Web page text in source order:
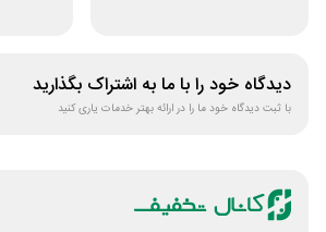
دیدگاه خود را با ما به اشتراک بگذارید
با ثبت دیدگاه خود ما را در ارائه بهتر خدمات یاری کنید